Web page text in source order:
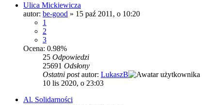
Ulica Mickiewicza
autor: be-good » 15 paź 2011, o 10:20
1
2
3
Ocena: 0.98%
25 Odpowiedzi
25691 Odsłony
Ostatni postautor: LukaszB
10 lis 2020, o 23:03
Al. Solidarności